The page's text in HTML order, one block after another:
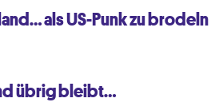
als US-Punk zu brodeln
übrig bleibt…